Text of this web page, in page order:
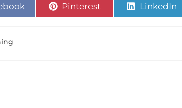
Pinterest LinkedIn